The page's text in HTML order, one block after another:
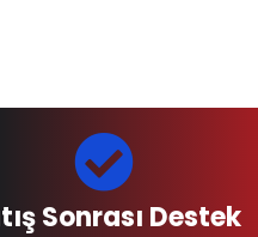
Sonrası Destek